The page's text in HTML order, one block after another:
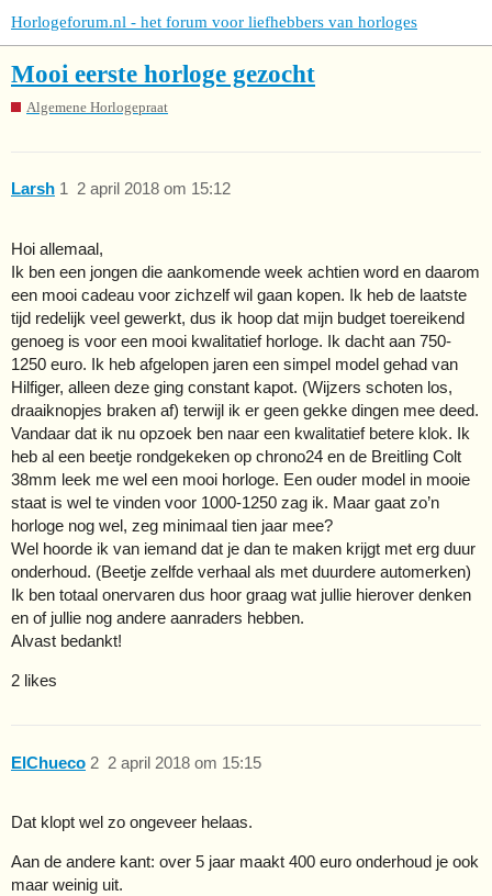
Horlogeforum.nl - het forum voor liefhebbers van horloges
Mooi eerste horloge gezocht
Algemene Horlogepraat
Larsh 2 april 2018 om 15:12
1
Hoi allemaal,
Ik ben een jongen die aankomende week achtien word en daarom
een mooi cadeau voor zichzelf wil gaan kopen. Ik heb de laatste
tijd redelijk veel gewerkt, dus ik hoop dat mijn budget toereikend
genoeg is voor een mooi kwalitatief horloge. Ik dacht aan 750-
1250 euro. Ik heb afgelopen jaren een simpel model gehad van
Hilfiger, alleen deze ging constant kapot. (Wijzers schoten los,
draaiknopjes braken af) terwijl ik er geen gekke dingen mee deed.
Vandaar dat ik nu opzoek ben naar een kwalitatief betere klok. Ik
heb al een beetje rondgekeken op chrono24 en de Breitling Colt
38mm leek me wel een mooi horloge. Een ouder model in mooie
staat is wel te vinden voor 1000-1250 zag ik. Maar gaat zo’n
horloge nog wel, zeg minimaal tien jaar mee?
Wel hoorde ik van iemand dat je dan te maken krijgt met erg duur
onderhoud. (Beetje zelfde verhaal als met duurdere automerken)
Ik ben totaal onervaren dus hoor graag wat jullie hierover denken
en of jullie nog andere aanraders hebben.
Alvast bedankt!
2 likes
ElChueco 2 april 2018 om 15:15
2
Dat klopt wel zo ongeveer helaas.
Aan de andere kant: over 5 jaar maakt 400 euro onderhoud je ook
maar weinig uit.